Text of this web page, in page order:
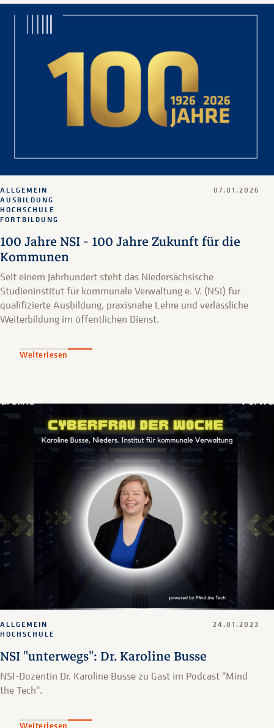
100 Jahre NSI - 100 Jahre Zukunft für die
Kommunen
ALLGEMEIN
AUSBILDUNG
HOCHSCHULE
FORTBILDUNG
07.01.2026
Seit einem Jahrhundert steht das Niedersächsische
Studieninstitut für kommunale Verwaltung e. V. (NSI) für
qualifizierte Ausbildung, praxisnahe Lehre und verlässliche
Weiterbildung im öffentlichen Dienst.
Weiterlesen
NSI "unterwegs": Dr. Karoline Busse
ALLGEMEIN
HOCHSCHULE
24.01.2023
NSI-Dozentin Dr. Karoline Busse zu Gast im Podcast "Mind
the Tech".